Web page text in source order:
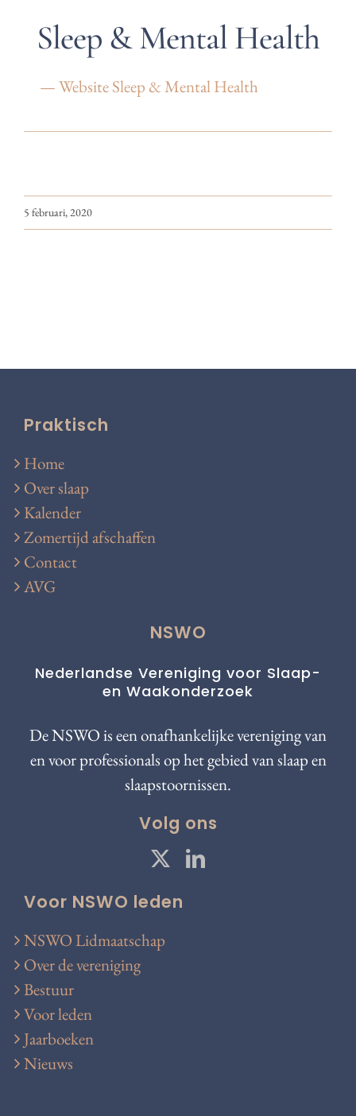
Sleep & Mental Health
— Website Sleep & Mental Health
5 februari, 2020
Praktisch
Home
Over slaap
Kalender
Zomertijd afschaffen
Contact
AVG
NSWO
Nederlandse Vereniging voor Slaap-
en Waakonderzoek
De NSWO is een onafhankelijke vereniging van
en voor professionals op het gebied van slaap en
slaapstoornissen.
Volg ons
Voor NSWO leden
NSWO Lidmaatschap
Over de vereniging
Bestuur
Voor leden
Jaarboeken
Nieuws